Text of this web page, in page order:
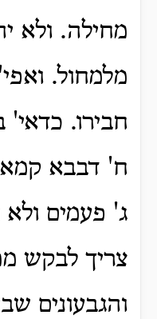
מחילה. ולא
מלמחול.
חבירו. כדאי'
ח' דבבא
ג' פעמים ולא
צריך לבקש
והגבעונים